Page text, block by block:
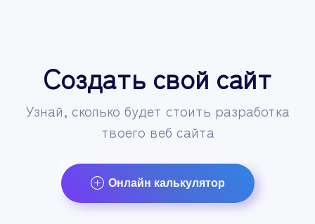
Создать свой сайт
Узнай, сколько будет стоить разработка
твоего веб сайта
Онлайн калькулятор